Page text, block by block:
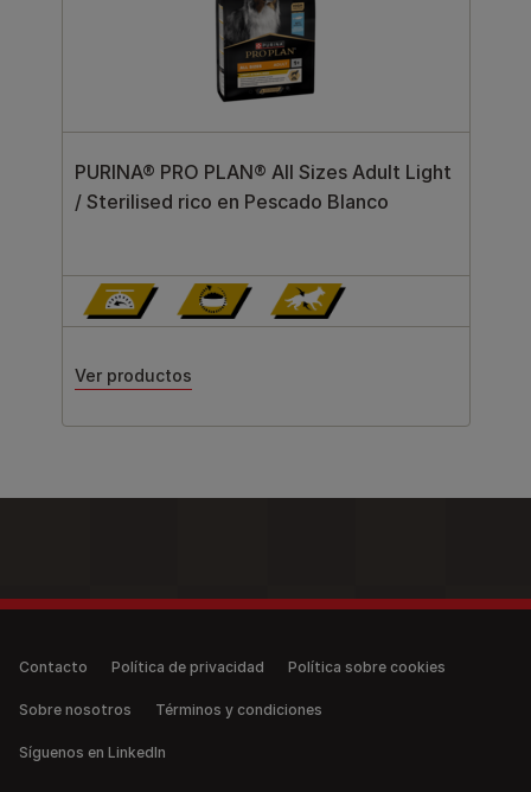
PURINA® PRO PLAN® All Sizes Adult Light
/ Sterilised rico en Pescado Blanco
Ver productos
Legal (anonymous)
Contacto Política de privacidad Política sobre cookies
Sobre nosotros Términos y condiciones
Síguenos en LinkedIn